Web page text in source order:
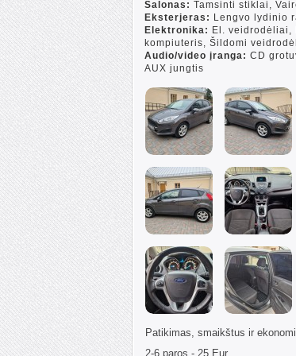
Salonas: Tamsinti stiklai,
Eksterjeras: Lengvo lydinio
Elektronika: El. veidrodėliai,
kompiuteris, Šildomi
Audio/video įranga: CD
AUX jungtis
Patikimas, smaikštus ir
2-6 paros - 25 Eur